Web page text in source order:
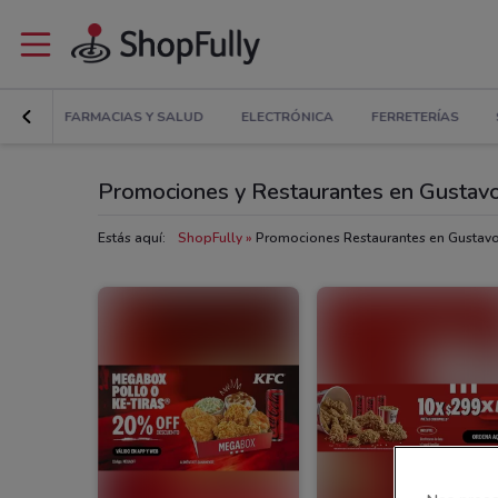
FARMACIAS Y SALUD ELECTRÓNICA FERRETERÍAS
Promociones y Restaurantes en
Estás aquí: ShopFully Promociones Restaurantes en